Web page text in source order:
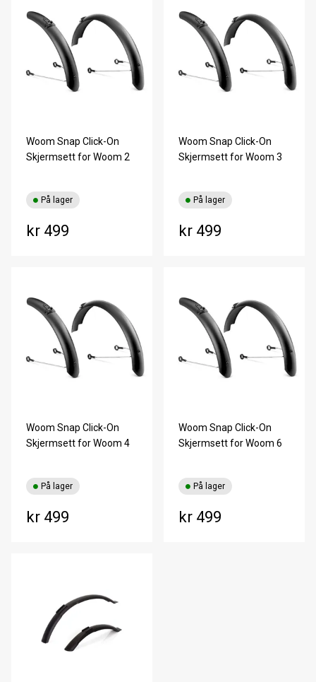
Woom Snap Click-On
Skjermsett for Woom 2
kr 499
På lager
Woom Snap Click-On
Skjermsett for Woom 3
kr 499
På lager
Woom Snap Click-On
Skjermsett for Woom 4
kr 499
På lager
Woom Snap Click-On
Skjermsett for Woom 6
kr 499
På lager